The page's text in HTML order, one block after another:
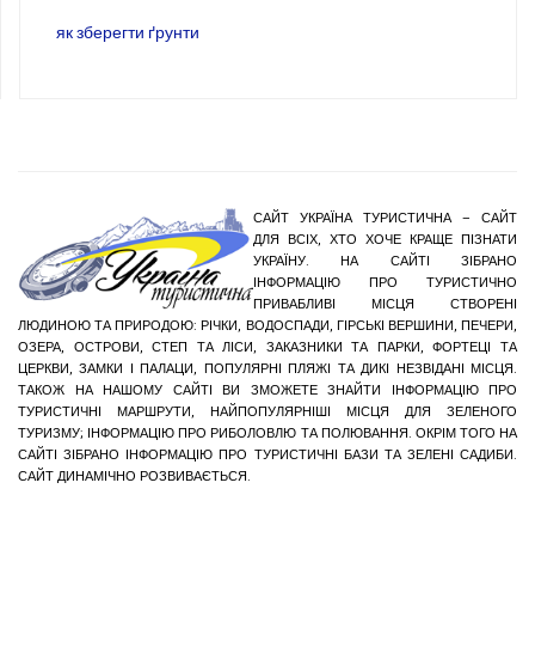
як зберегти ґрунти
САЙТ УКРАЇНА ТУРИСТИЧНА – САЙТ
ДЛЯ ВСІХ, ХТО ХОЧЕ КРАЩЕ ПІЗНАТИ
УКРАЇНУ. НА САЙТІ ЗІБРАНО
ІНФОРМАЦІЮ ПРО ТУРИСТИЧНО
ПРИВАБЛИВІ МІСЦЯ СТВОРЕНІ
ЛЮДИНОЮ ТА ПРИРОДОЮ: РІЧКИ, ВОДОСПАДИ, ГІРСЬКІ ВЕРШИНИ, ПЕЧЕРИ,
ОЗЕРА, ОСТРОВИ, СТЕП ТА ЛІСИ, ЗАКАЗНИКИ ТА ПАРКИ, ФОРТЕЦІ ТА
ЦЕРКВИ, ЗАМКИ І ПАЛАЦИ, ПОПУЛЯРНІ ПЛЯЖІ ТА ДИКІ НЕЗВІДАНІ МІСЦЯ.
ТАКОЖ НА НАШОМУ САЙТІ ВИ ЗМОЖЕТЕ ЗНАЙТИ ІНФОРМАЦІЮ ПРО
ТУРИСТИЧНІ МАРШРУТИ, НАЙПОПУЛЯРНІШІ МІСЦЯ ДЛЯ ЗЕЛЕНОГО
ТУРИЗМУ; ІНФОРМАЦІЮ ПРО РИБОЛОВЛЮ ТА ПОЛЮВАННЯ. ОКРІМ ТОГО НА
САЙТІ ЗІБРАНО ІНФОРМАЦІЮ ПРО ТУРИСТИЧНІ БАЗИ ТА ЗЕЛЕНІ САДИБИ.
САЙТ ДИНАМІЧНО РОЗВИВАЄТЬСЯ.